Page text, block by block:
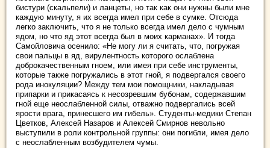
бистури (скальпели) и ланцеты, но так как они нужны были мне
каждую минуту, я их всегда имел при себе в сумке. Отсюда
легко заключить, что я не только всегда имел дело с чумным
ядом, но что яд этот всегда был в моих карманах». И тогда
Самойловича осенило: «Не могу ли я считать, что, погружая
свои пальцы в яд, вирулентность которого ослаблена
доброкачественным гноем, или имея при себе инструменты,
которые также погружались в этот гной, я подвергался своего
рода инокуляции? Между тем мои помощники, накладывая
припарки и прикасаясь к несозревшим бубонам, содержавшим
гной еще неослабленной силы, отважно подвергались всей
ярости врага, принесшего им гибель». Студенты-медики Степан
Цветков, Алексей Назаров и Алексей Смирнов невольно
выступили в роли контрольной группы: они погибли, имея дело
с неослабленным возбудителем чумы.